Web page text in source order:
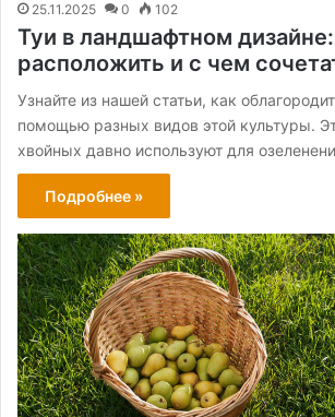
25.11.2025 0 102
Туи в ландшафтном дизайне:
расположить и с чем
Узнайте из нашей статьи, как
помощью разных видов этой культуры.
хвойных давно используют для
Подробнее »